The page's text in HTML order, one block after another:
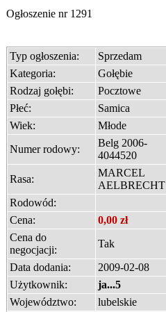
Ogłoszenie nr 1291
Typ ogłoszenia:
Sprzedam
Kategoria:
Gołębie
Rodzaj gołębi:
Pocztowe
Płeć:
Samica
Wiek:
Młode
Numer rodowy:
Belg 2006-
4044520
Rasa:
MARCEL
AELBRECHT
Rodowód:
Cena:
0,00 zł
Cena do
negocjacji:
Tak
Data dodania:
2009-02-08
Użytkownik:
ja...5
Województwo:
lubelskie